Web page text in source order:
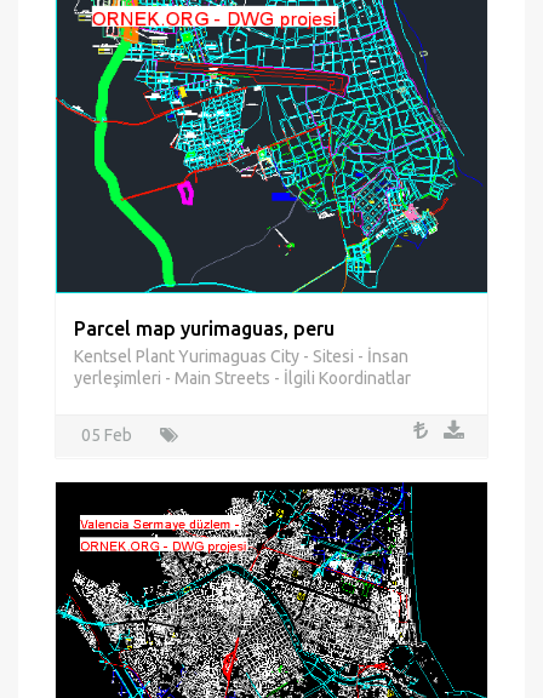
Parcel map yurimaguas, peru
Kentsel Plant Yurimaguas City - Sitesi - İnsan
yerleşimleri - Main Streets - İlgili Koordinatlar
05 Feb